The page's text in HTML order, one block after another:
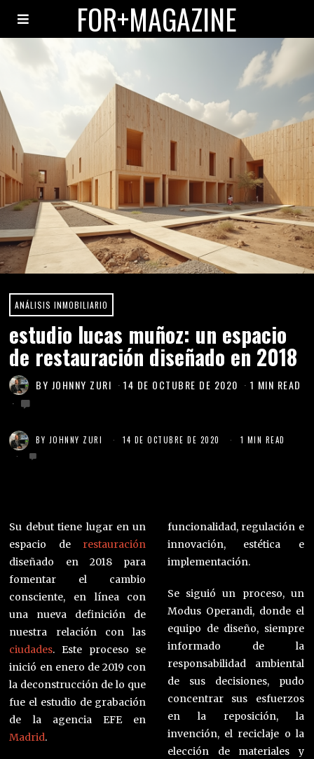
ANÁLISIS INMOBILIARIO
estudio lucas muñoz: un espacio
de restauración diseñado en 2018
BY JOHNNY ZURI 14 DE OCTUBRE DE 2020 1 MIN READ
FOR+MAGAZINE
BY JOHNNY ZURI 14 DE OCTUBRE DE 2020 1 MIN READ
Su debut tiene lugar en un
espacio de restauración
diseñado en 2018 para
fomentar el cambio
consciente, en línea con
una nueva definición de
nuestra relación con las
ciudades. Este proceso se
inició en enero de 2019 con
la deconstrucción de lo que
fue el estudio de grabación
de la agencia EFE en
Madrid.
funcionalidad, regulación e
innovación, estética e
implementación.
Se siguió un proceso, un
Modus Operandi, donde el
equipo de diseño, siempre
informado de la
responsabilidad ambiental
de sus decisiones, pudo
concentrar sus esfuerzos
en la reposición, la
invención, el reciclaje o la
elección de materiales y